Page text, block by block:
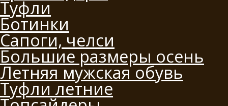
Туфли
Ботинки
Сапоги, челси
Большие размеры осень
Летняя мужская обувь
Туфли летние